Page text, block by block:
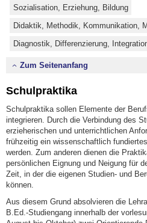
Sozialisation, Erziehung, Bildung
Didaktik, Methodik, Kommunikation,
Diagnostik, Differenzierung,
Zum Seitenanfang
Schulpraktika
Schulpraktika sollen Elemente der
integrieren. Durch die Verbindung des
erzieherischen und unterrichtlichen
frühzeitig ein wissenschaftlich
werden. Zum anderen dienen die
persönlichen Eignung und Neigung für
Zeit, in der die eigenen Studien- und
können.
Aus diesem Grund absolvieren die
B.Ed.-Studiengang innerhalb der